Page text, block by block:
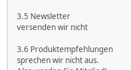
3.5 Newsletter
versenden wir nicht
3.6 Produktempfehlungen
sprechen wir nicht aus.